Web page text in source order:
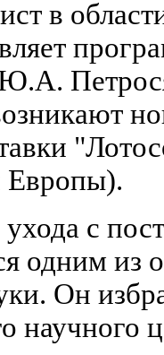
в
Европы).
ухода с
одним из
Он
научного